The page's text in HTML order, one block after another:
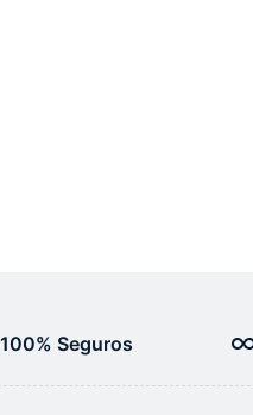
Seguros